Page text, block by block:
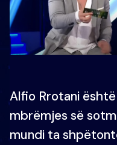
Alfio Rrotani
mbrëmjes së
mundi ta